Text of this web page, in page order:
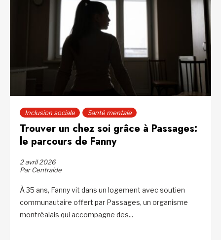
Inclusion sociale Santé mentale
Trouver un chez soi grâce à Passages:
le parcours de Fanny
2 avril 2026
Par Centraide
À 35 ans, Fanny vit dans un logement avec soutien
communautaire offert par Passages, un organisme
montréalais qui accompagne des...